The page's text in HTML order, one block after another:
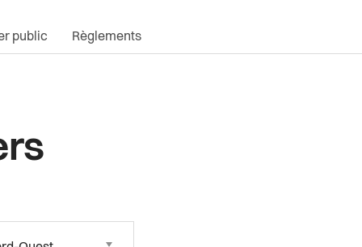
public Règlements